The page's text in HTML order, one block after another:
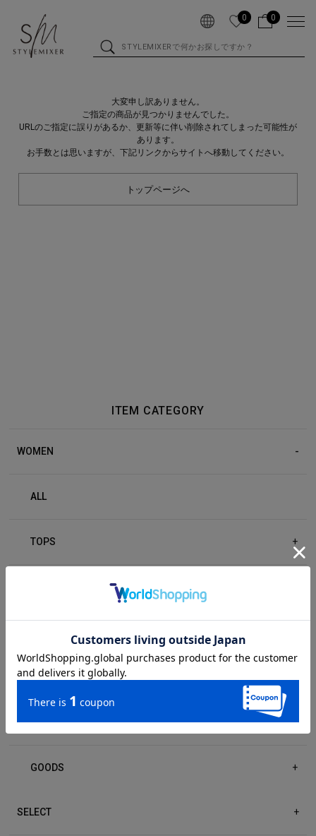
0 0
大変申し訳ありません。
ご指定の商品が見つかりませんでした。
URLのご指定に誤りがあるか、更新等に伴い削除されてしまった可能性が
あります。
お手数とは思いますが、下記リンクからサイトへ移動してください。
トップページへ
ITEM CATEGORY
WOMEN
ALL
TOPS +
DRESS/ONE-PIECE
ACCESSORIES +
GOODS +
SELECT +